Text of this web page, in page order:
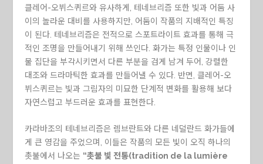
클레어-오뷔스퀴르와 유사하게, 테네브리즘 또한 빛과 어둠 사
이의 놀라운 대비를 사용하지만, 어둠이 작품의 지배적인 특징
이 된다. 테네브리즘은 전적으로 스포트라이트 효과를 통해 극
적인 조명을 만들어내기 위해 쓰인다. 화가는 특정 인물이나 인
물 집단을 부각시키면서 다른 부분을 검게 남겨 두어, 강렬한
대조와 드라마틱한 효과를 만들어낼 수 있다. 반면, 클레어-오
뷔스퀴르는 빛과 그림자의 미묘한 단계적 변화를 활용해 보다
자연스럽고 부드러운 효과를 표현한다.
카라바조의 테네브리즘은 렘브란트와 다른 네덜란드 화가들에
게 큰 영감을 주었으며, 이들은 작품의 모든 빛이 오직 하나의
촛불에서 나오는 “촛불 빛 전통(tradition de la lumière